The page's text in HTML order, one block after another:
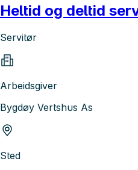
Heltid og deltid
Servitør
Arbeidsgiver
Bygdøy Vertshus As
Sted